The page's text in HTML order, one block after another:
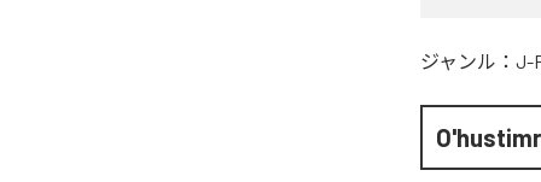
ジャンル： J-